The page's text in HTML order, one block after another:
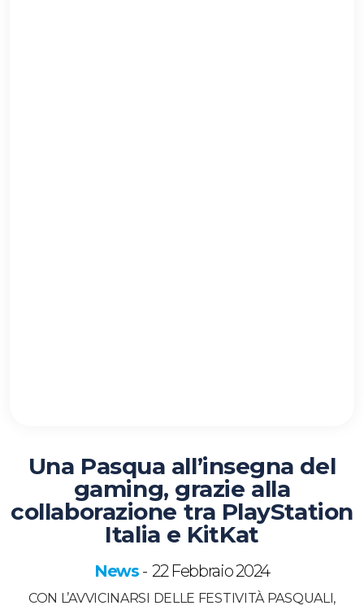
Una Pasqua all’insegna del
gaming, grazie alla
collaborazione tra PlayStation
Italia e KitKat
News - 22 Febbraio 2024
CON L’AVVICINARSI DELLE FESTIVITÀ PASQUALI,